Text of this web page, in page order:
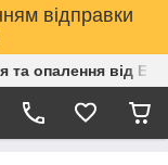
відправки
та опалення від